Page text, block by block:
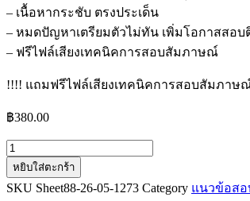
– เนื้อหากระชับ ตรงประเด็น
– หมดปัญหาเตรียมตัวไม่ทัน เพิ่มโอกาสสอบ
– ฟรีไฟล์เสียงเทคนิคการสอบสัมภาษณ์
!!!! แถมฟรีไฟล์เสียงเทคนิคการสอบสัมภาษ
฿380.00
จำนวน
แนว
ข้อสอบ
หยิบใส่ตะกร้า
SKU Sheet88-26-05-1273 Category แนวข้อสอ